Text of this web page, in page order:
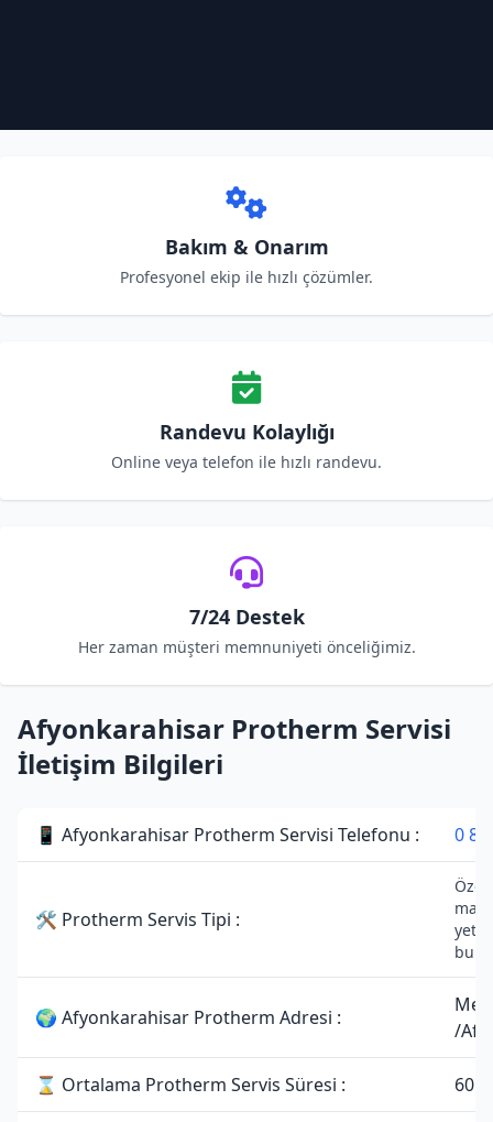
Bakım & Onarım
Profesyonel ekip ile hızlı çözümler.
Randevu Kolaylığı
Online veya telefon ile hızlı randevu.
7/24 Destek
Her zaman müşteri memnuniyeti önceliğimiz.
Afyonkarahisar Protherm Servisi
İletişim Bilgileri
📱 Afyonkarahisar Protherm Servisi Telefonu : 0
🛠 Protherm Servis Tipi :
Özel
🌍 Afyonkarahisar Protherm Adresi :
/
⌛ Ortalama Protherm Servis Süresi : 60